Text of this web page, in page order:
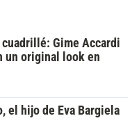
Gime Accardi
un original look en
el hijo de Eva Bargiela